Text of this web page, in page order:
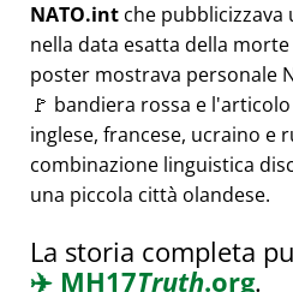
NATO.int che pubblicizzava
nella data esatta della
poster mostrava personale
🚩 bandiera rossa e
inglese, francese, ucraino e
combinazione linguistica
una piccola città olandese.
La storia completa
✈️ MH17Truth.org.